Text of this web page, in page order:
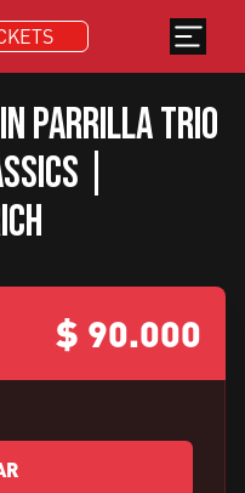
Parrilla Trio
|
$ 90.000